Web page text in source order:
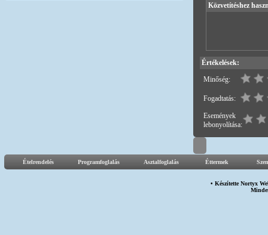
Közvetítéshez
Értékelések:
Minőség:
Fogadtatás:
Események
lebonyolítása:
Ételrendelés Programfoglalás Asztalfoglalás Éttermek
• KészítetteNortyx